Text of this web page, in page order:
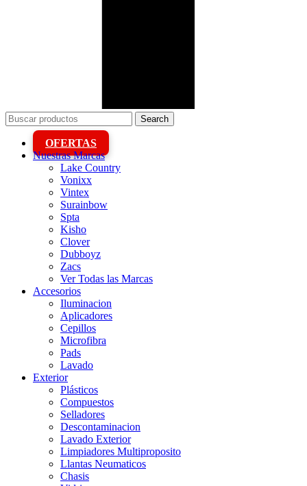
Search
OFERTAS
Nuestras Marcas
Lake Country
Vonixx
Vintex
Surainbow
Spta
Kisho
Clover
Dubboyz
Zacs
Ver Todas las Marcas
Accesorios
Iluminacion
Aplicadores
Cepillos
Microfibra
Pads
Lavado
Exterior
Plásticos
Compuestos
Selladores
Descontaminacion
Lavado Exterior
Limpiadores Multiproposito
Llantas Neumaticos
Chasis